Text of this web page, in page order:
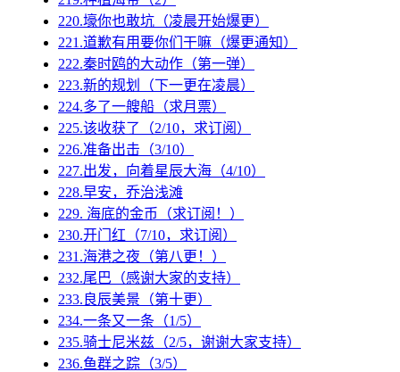
220.壕你也敢坑（凌晨开始爆更）
221.道歉有用要你们干嘛（爆更通知）
222.秦时鸥的大动作（第一弹）
223.新的规划（下一更在凌晨）
224.多了一艘船（求月票）
225.该收获了（2/10，求订阅）
226.准备出击（3/10）
227.出发，向着星辰大海（4/10）
228.早安，乔治浅滩
229. 海底的金币（求订阅！）
230.开门红（7/10，求订阅）
231.海港之夜（第八更！）
232.尾巴（感谢大家的支持）
233.良辰美景（第十更）
234.一条又一条（1/5）
235.骑士尼米兹（2/5，谢谢大家支持）
236.鱼群之踪（3/5）